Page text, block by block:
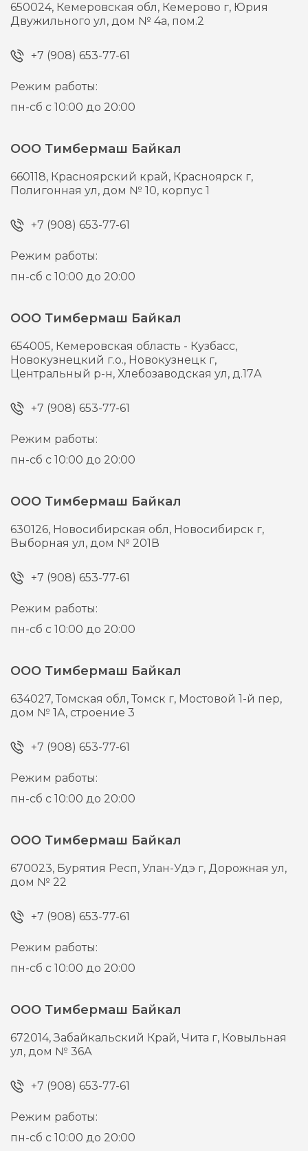
650024, Кемеровская обл, Кемерово г, Юрия
Двужильного ул, дом № 4а, пом.2
+7 (908) 653-77-61
Режим работы:
пн-сб с 10:00 до 20:00
ООО Тимбермаш Байкал
660118, Красноярский край, Красноярск г,
Полигонная ул, дом № 10, корпус 1
+7 (908) 653-77-61
Режим работы:
пн-сб с 10:00 до 20:00
ООО Тимбермаш Байкал
654005, Кемеровская область - Кузбасс,
Новокузнецкий г.о., Новокузнецк г,
Центральный р-н, Хлебозаводская ул, д.17А
+7 (908) 653-77-61
Режим работы:
пн-сб с 10:00 до 20:00
ООО Тимбермаш Байкал
630126, Новосибирская обл, Новосибирск г,
Выборная ул, дом № 201В
+7 (908) 653-77-61
Режим работы:
пн-сб с 10:00 до 20:00
ООО Тимбермаш Байкал
634027,Томская обл, Томск г, Мостовой 1-й пер,
дом № 1А, строение 3
+7 (908) 653-77-61
Режим работы:
пн-сб с 10:00 до 20:00
ООО Тимбермаш Байкал
670023, Бурятия Респ, Улан-Удэ г,Дорожная ул,
дом № 22
+7 (908) 653-77-61
Режим работы:
пн-сб с 10:00 до 20:00
ООО Тимбермаш Байкал
672014,Забайкальский Край, Чита г, Ковыльная
ул, дом № 36А
+7 (908) 653-77-61
Режим работы:
пн-сб с 10:00 до 20:00